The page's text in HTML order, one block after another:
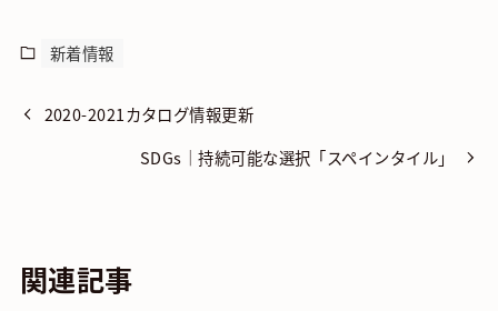
新着情報
2020-2021カタログ情報更新
SDGs｜持続可能な選択「スペインタイル」
関連記事